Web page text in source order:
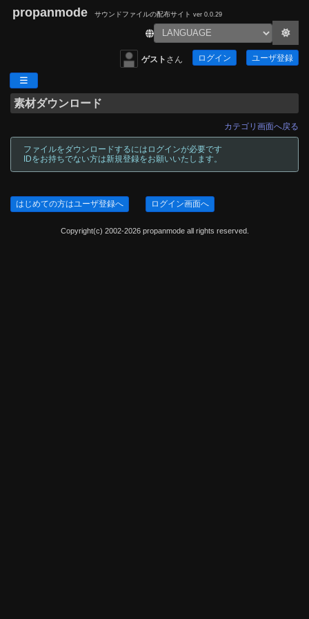
propanmode サウンドファイルの配布サイト ver 0.0.29
ゲスト さん ログイン ユーザ登録
素材ダウンロード
カテゴリ画面へ戻る
ファイルをダウンロードするにはログインが必要です
IDをお持ちでない方は新規登録をお願いいたします。
はじめての方はユーザ登録へ ログイン画面へ
Copyright(c) 2002-2026 propanmode all rights reserved.